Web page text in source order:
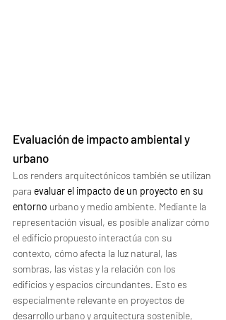
Evaluación de impacto ambiental y
urbano
Los renders arquitectónicos también se utilizan
para evaluar el impacto de un proyecto en su
entorno urbano y medio ambiente. Mediante la
representación visual, es posible analizar cómo
el edificio propuesto interactúa con su
contexto, cómo afecta la luz natural, las
sombras, las vistas y la relación con los
edificios y espacios circundantes. Esto es
especialmente relevante en proyectos de
desarrollo urbano y arquitectura sostenible,